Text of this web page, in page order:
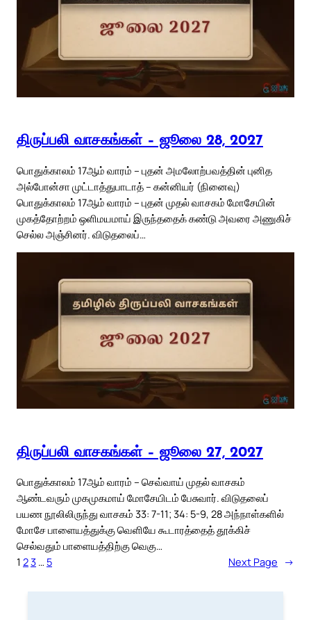
திருப்பலி வாசகங்கள் – ஜூலை 28, 2027
பொதுக்காலம் 17ஆம் வாரம் – புதன் அமலோற்பவத்தின் புனித
அல்போன்சா முட்டாத்துபாடாத் – கன்னியர் (நினைவு)
பொதுக்காலம் 17ஆம் வாரம் – புதன் முதல் வாசகம் மோசேயின்
முகத்தோற்றம் ஒளிமயமாய் இருந்ததைக் கண்டு அவரை அணுகிச்
செல்ல அஞ்சினர். விடுதலைப்…
திருப்பலி வாசகங்கள் – ஜூலை 27, 2027
பொதுக்காலம் 17ஆம் வாரம் – செவ்வாய் முதல் வாசகம்
ஆண்டவரும் முகமுகமாய் மோசேயிடம் பேசுவார். விடுதலைப்
பயண நூலிலிருந்து வாசகம் 33: 7-11; 34: 5-9, 28 அந்நாள்களில்
மோசே பாளையத்துக்கு வெளியே கூடாரத்தைத் தூக்கிச்
செல்வதும் பாளையத்திற்கு வெகு…
1 23 … 5 Next Page →